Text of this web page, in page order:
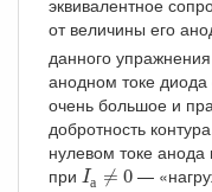
от величины его
данного
анодном токе диода
очень большое и
добротность
нулевом токе
при Iа ≠ 0
Iа≠0
—